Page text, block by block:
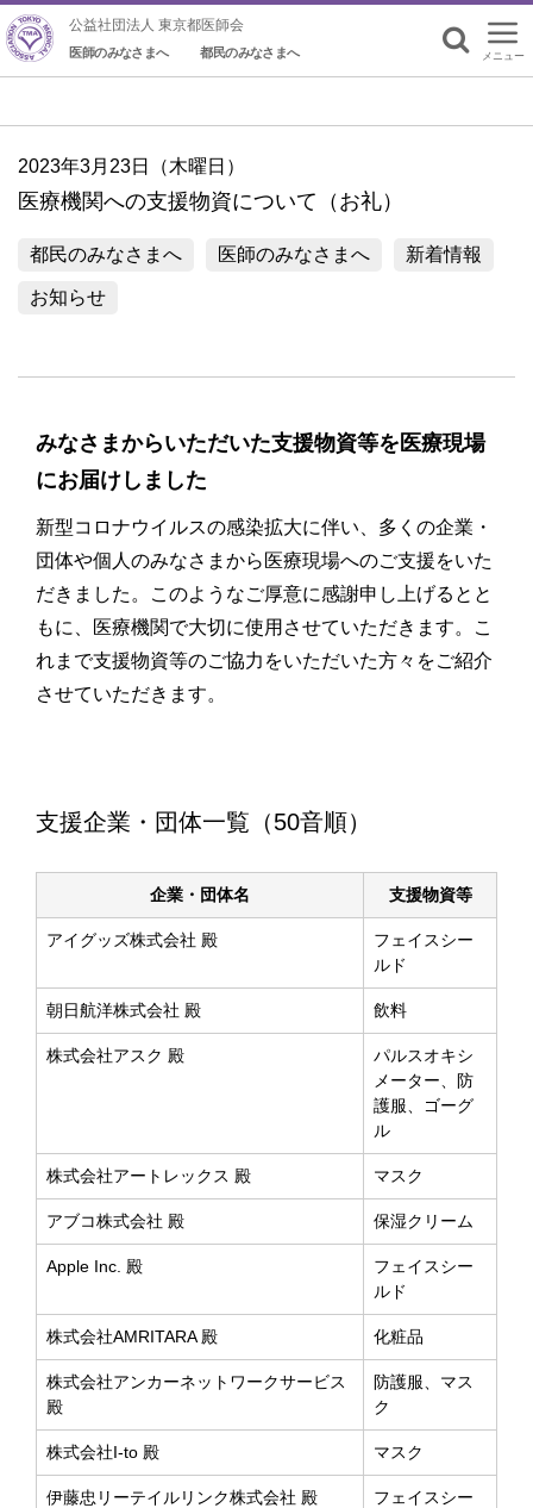
公益社団法人 東京都医師会
医師のみなさまへ 都民のみなさまへ メニュー
検索
2023年3月23日（木曜日）
医療機関への支援物資について（お礼）
都民のみなさまへ 医師のみなさまへ 新着情報
お知らせ
みなさまからいただいた支援物資等を医療現場
にお届けしました
新型コロナウイルスの感染拡大に伴い、多くの企業・
団体や個人のみなさまから医療現場へのご支援をいた
だきました。このようなご厚意に感謝申し上げるとと
もに、医療機関で大切に使用させていただきます。こ
れまで支援物資等のご協力をいただいた方々をご紹介
させていただきます。
支援企業・団体一覧（50音順）
企業・団体名 支援物資等
アイグッズ株式会社 殿
フェイスシー
ルド
朝日航洋株式会社 殿 飲料
株式会社アスク 殿
パルスオキシ
メーター、防
護服、ゴーグ
ル
株式会社アートレックス 殿 マスク
アブコ株式会社 殿 保湿クリーム
Apple Inc. 殿
フェイスシー
ルド
株式会社AMRITARA 殿 化粧品
株式会社アンカーネットワークサービス
殿
防護服、マス
ク
株式会社I-to 殿 マスク
伊藤忠リーテイルリンク株式会社 殿
フェイスシー